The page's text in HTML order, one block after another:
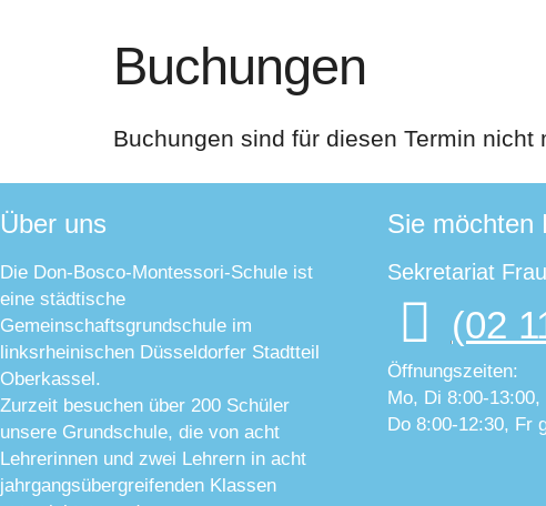
Buchungen
Buchungen sind für diesen Termin nicht
Über uns
Die Don-Bosco-Montessori-Schule ist
eine städtische
Gemeinschaftsgrundschule im
linksrheinischen Düsseldorfer Stadtteil
Oberkassel.
Zurzeit besuchen über 200 Schüler
unsere Grundschule, die von acht
Lehrerinnen und zwei Lehrern in acht
jahrgangsübergreifenden Klassen
Sie möchten
Sekretariat
(02
Öffnungszeiten:
Mo, Di 8:00-13:00,
Do 8:00-12:30, Fr